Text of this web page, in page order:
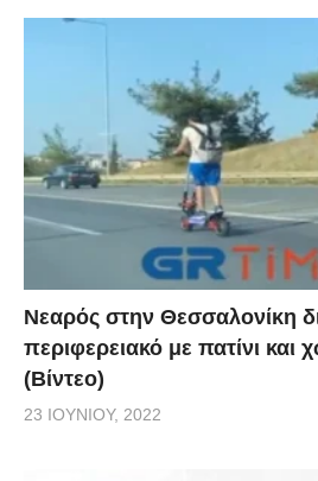
Νεαρός στην Θεσσαλονίκη
περιφερειακό με πατίνι και
(Βίντεο)
23 ΙΟΥΝΊΟΥ, 2022